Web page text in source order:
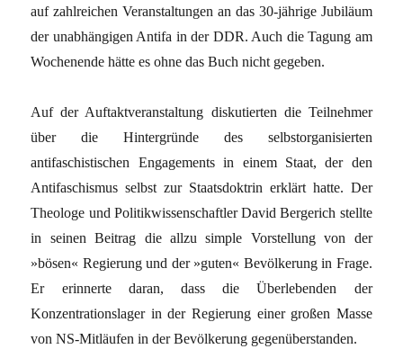
auf zahlreichen Veranstaltungen an das 30-jährige Jubiläum
der unabhängigen Antifa in der DDR. Auch die Tagung am
Wochenende hätte es ohne das Buch nicht gegeben.
Auf der Auftaktveranstaltung diskutierten die Teilnehmer
über die Hintergründe des selbstorganisierten
antifaschistischen Engagements in einem Staat, der den
Antifaschismus selbst zur Staatsdoktrin erklärt hatte. Der
Theologe und Politikwissenschaftler David Bergerich stellte
in seinen Beitrag die allzu simple Vorstellung von der
»bösen« Regierung und der »guten« Bevölkerung in Frage.
Er erinnerte daran, dass die Überlebenden der
Konzentrationslager in der Regierung einer großen Masse
von NS-Mitläufen in der Bevölkerung gegenüberstanden.